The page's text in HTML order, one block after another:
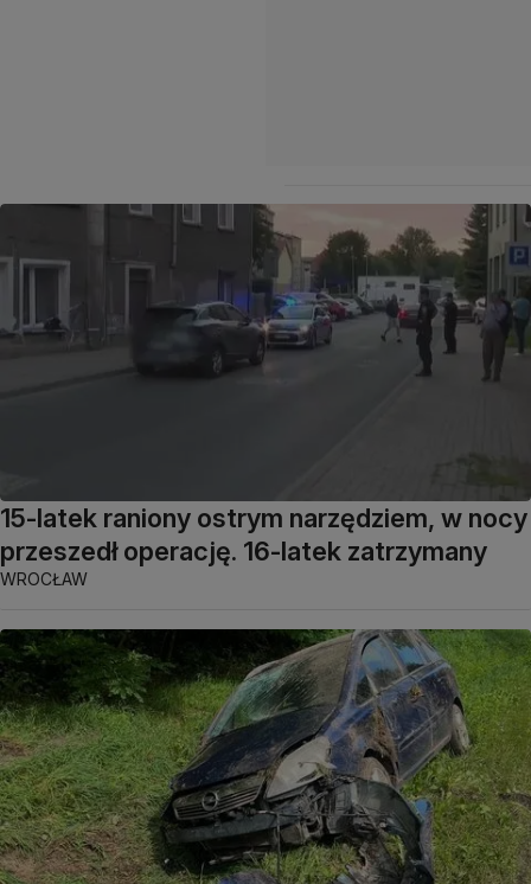
15-latek raniony ostrym narzędziem, w nocy
przeszedł operację. 16-latek zatrzymany
WROCŁAW